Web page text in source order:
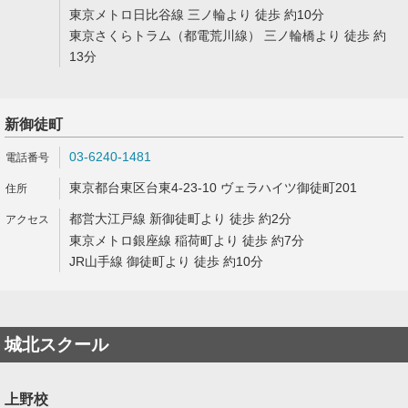
東京メトロ日比谷線 三ノ輪より 徒歩 約10分
東京さくらトラム（都電荒川線） 三ノ輪橋より 徒歩 約
13分
新御徒町
03-6240-1481
東京都台東区台東4-23-10 ヴェラハイツ御徒町201
都営大江戸線 新御徒町より 徒歩 約2分
東京メトロ銀座線 稲荷町より 徒歩 約7分
JR山手線 御徒町より 徒歩 約10分
城北スクール
上野校